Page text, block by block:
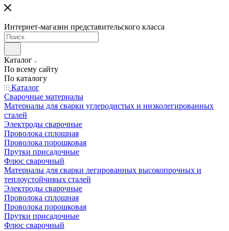
Интернет-магазин представительского класса
Каталог
По всему сайту
По каталогу
Каталог
Сварочные материалы
Материалы для сварки углеродистых и низколегированных
сталей
Электроды сварочные
Проволока сплошная
Проволока порошковая
Прутки присадочные
Флюс сварочный
Материалы для сварки легированных высокопрочных и
теплоустойчивых сталей
Электроды сварочные
Проволока сплошная
Проволока порошковая
Прутки присадочные
Флюс сварочный